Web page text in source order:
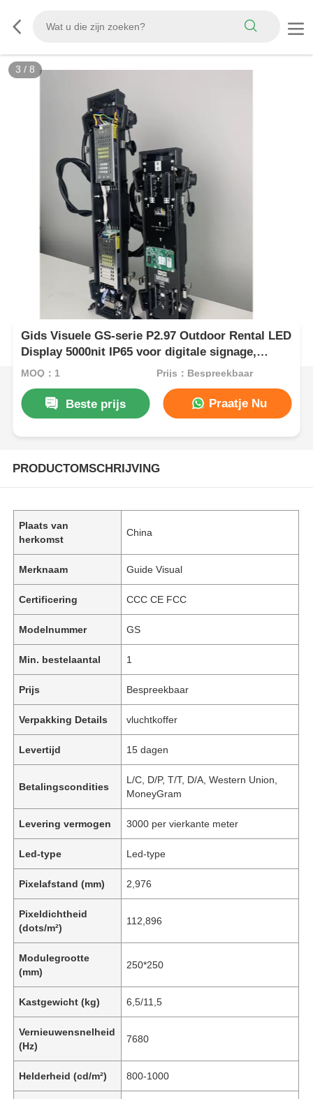
3 / 8
Gids Visuele GS-serie P2.97 Outdoor Rental LED
Display 5000nit IP65 voor digitale signage,
7680Hz Dual Backup
MOQ：1 Prijs：Bespreekbaar
Beste prijs Praatje Nu
PRODUCTOMSCHRIJVING
Plaats van
herkomst
China
Merknaam Guide Visual
Certificering CCC CE FCC
Modelnummer GS
Min. bestelaantal 1
Prijs Bespreekbaar
Verpakking Details vluchtkoffer
Levertijd 15 dagen
Betalingscondities
L/C, D/P, T/T, D/A, Western Union,
MoneyGram
Levering vermogen 3000 per vierkante meter
Led-type Led-type
Pixelafstand (mm) 2,976
Pixeldichtheid
(dots/m²)
112,896
Modulegrootte
(mm)
250*250
Kastgewicht (kg) 6,5/11,5
Vernieuwensnelheid
(Hz)
7680
Helderheid (cd/m²) 800-1000